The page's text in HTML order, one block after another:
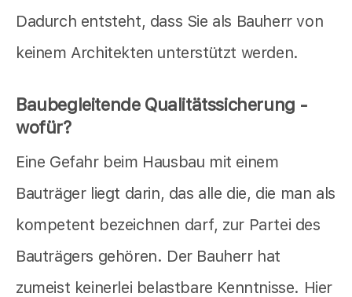
Dadurch entsteht, dass Sie als Bauherr von
keinem Architekten unterstützt werden.
Baubegleitende Qualitätssicherung -
wofür?
Eine Gefahr beim Hausbau mit einem
Bauträger liegt darin, das alle die, die man als
kompetent bezeichnen darf, zur Partei des
Bauträgers gehören. Der Bauherr hat
zumeist keinerlei belastbare Kenntnisse. Hier